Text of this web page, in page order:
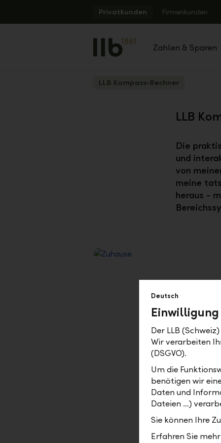
Privatkunden Firmenkunden
Zahlen & Sparen
LLB Kompass-Rechner
LLB
Die
und
von
meine
heraus -
Alles übers Wohnen
Können Sie sich Ihr
Tragbarkeit aus und was
Deutsch
Der LLB
Wir verarbeiten
(DSGVO).
Um die
benötigen wir
Daten und
Dateien …)
Sie können Ihre
Erfahren Sie